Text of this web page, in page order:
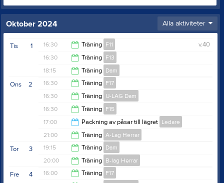
Oktober 2024 Alla aktiviteter
1
Tis v.40
16:30 Träning F11
17:45
16:30 Träning F13
17:45
18:15 Träning Dam
20:30
2
Ons 16:30 Träning F17
18:00
16:30 Träning U-LAG Dam
18:00
16:30 Träning F15
18:00
17:00 Packning av påsar till lägret Ledare
18:30
21:00 Träning A-Lag Herrar
22:30
3
Tor 19:15 Träning Dam
20:30
20:00 Träning B-lag Herrar
4
Fre 16:00 Träning F17